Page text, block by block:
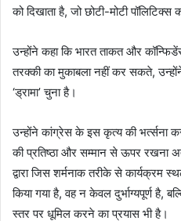
को दिखाता है, जो छोटी-मोटी
उन्होंने कहा कि भारत ताकत और
तरक्की का मुकाबला नहीं कर सकते,
‘ड्रामा’ चुना है।
उन्होंने कांग्रेस के इस कृत्य की भर्त्सना
की प्रतिष्ठा और सम्मान से ऊपर रखना
द्वारा जिस शर्मनाक तरीके से कार्यक्रम
किया गया है, वह न केवल दुर्भाग्यपूर्ण है,
स्तर पर धूमिल करने का प्रयास भी है।